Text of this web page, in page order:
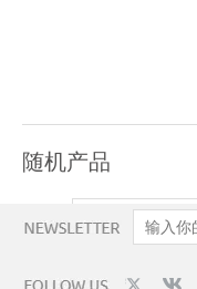
随机产品